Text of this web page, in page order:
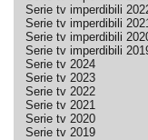
Serie tv imperdibili
Serie tv imperdibili
Serie tv imperdibili
Serie tv imperdibili
Serie tv 2024
Serie tv 2023
Serie tv 2022
Serie tv 2021
Serie tv 2020
Serie tv 2019